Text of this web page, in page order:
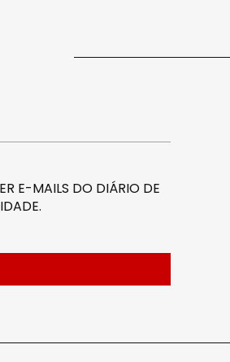
E-MAILS DO DIÁRIO DE
.